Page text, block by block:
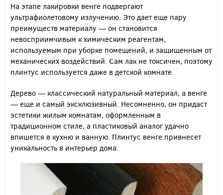
На этапе лакировки венге подвергают
ультрафиолетовому излучению. Это дает еще пару
преимуществ материалу — он становится
невосприимчивым к химическим реагентам,
используемым при уборке помещений, и защищенным от
механических воздействий. Сам лак не токсичен, поэтому
плинтус используется даже в детской комнате.
Дерево — классический натуральный материал, а венге
— еще и самый эксклюзивный. Несомненно, он придаст
эстетики жилым комнатам, оформленным в
традиционном стиле, а пластиковый аналог удачно
впишется в кухню и ванную. Плинтус венге привнесет
уникальность в интерьер дома.